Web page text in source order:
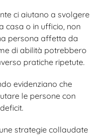
ci aiutano a svolgere
casa o in ufficio, non
persona affetta da
di abilità potrebbero
pratiche ripetute.
evidenziano che
le persone con
strategie collaudate